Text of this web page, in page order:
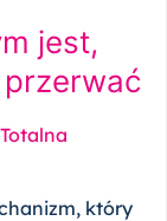
jest,
Totalna
który